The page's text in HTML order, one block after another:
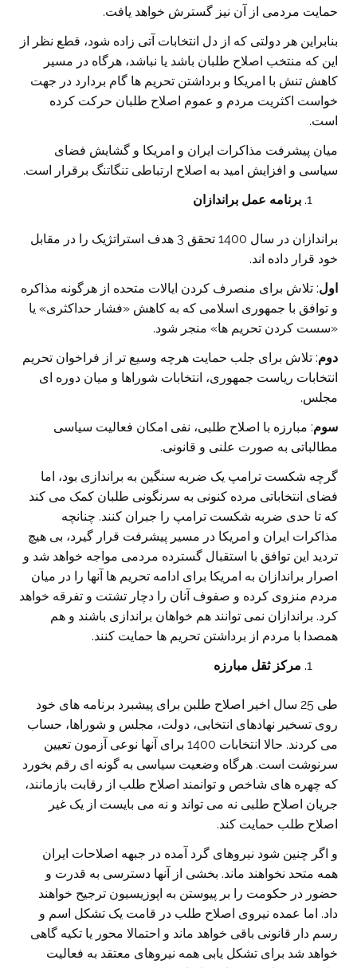
حمایت مردمی از آن نیز گسترش خواهد یافت.
بنابراین هر دولتی که از دل انتخابات آتی زاده شود، قطع نظر از
این که منتخب اصلاح طلبان باشد یا نباشد، هرگاه در مسیر
کاهش تنش با امریکا و برداشتن تحریم ها گام بردارد در جهت
خواست اکثریت مردم و عموم اصلاح طلبان حرکت کرده
است.
میان پیشرفت مذاکرات ایران و امریکا و گشایش فضای
سیاسی و افزایش امید به اصلاح ارتباطی تنگاتنگ برقرار است.
برنامه عمل براندازان
براندازان در سال 1400 تحقق 3 هدف استراتژیک را در مقابل
خود قرار داده اند.
اول: تلاش برای منصرف کردن ایالات متحده از هرگونه مذاکره
و توافق با جمهوری اسلامی که به کاهش «فشار حداکثری» یا
«سست کردن تحریم ها» منجر شود.
دوم: تلاش برای جلب حمایت هرچه وسیع تر از فراخوان تحریم
انتخابات ریاست جمهوری، انتخابات شوراها و میان دوره ای
مجلس.
سوم: مبارزه با اصلاح طلبی، نفی امکان فعالیت سیاسی
مطالباتی به صورت علنی و قانونی.
گرچه شکست ترامپ یک ضربه سنگین به براندازی بود، اما
فضای انتخاباتی مرده کنونی به سرنگونی طلبان کمک می کند
که تا حدی ضربه شکست ترامپ را جبران کنند. چنانچه
مذاکرات ایران و امریکا در مسیر پیشرفت قرار گیرد، بی هیچ
تردید این توافق با استقبال گسترده مردمی مواجه خواهد شد و
اصرار براندازان به امریکا برای ادامه تحریم ها آنها را در میان
مردم منزوی کرده و صفوف آنان را دچار تشتت و تفرقه خواهد
کرد. براندازان نمی توانند هم خواهان براندازی باشند و هم
همصدا با مردم از برداشتن تحریم ها حمایت کنند.
مرکز ثقل مبارزه
طی 25 سال اخیر اصلاح طلبن برای پیشبرد برنامه های خود
روی تسخیر نهادهای انتخابی، دولت، مجلس و شوراها، حساب
می کردند. حالا انتخابات 1400 برای آنها نوعی آزمون تعیین
سرنوشت است. هرگاه وضعیت سیاسی به گونه ای رقم بخورد
که چهره های شاخص و توانمند اصلاح طلب از رقابت بازمانند،
جریان اصلاح طلبی نه می تواند و نه می بایست از یک غیر
اصلاح طلب حمایت کند.
و اگر چنین شود نیروهای گرد آمده در جبهه اصلاحات ایران
همه متحد نخواهند ماند. بخشی از آنها دسترسی به قدرت و
حضور در حکومت را بر پیوستن به اپوزیسیون ترجیح خواهند
داد. اما عمده نیروی اصلاح طلب در قامت یک تشکل اسم و
رسم دار قانونی باقی خواهد ماند و احتمالا محور یا تکیه گاهی
خواهد شد برای تشکل یابی همه نیروهای معتقد به فعالیت